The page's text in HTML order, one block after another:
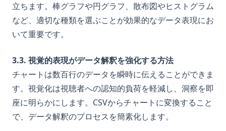
立ちます。棒グラフや円グラフ、散布図やヒストグラム
など、適切な種類を選ぶことが効果的なデータ表現にお
いて重要です。
3.3. 視覚的表現がデータ解釈を強化する方法
チャートは数百行のデータを瞬時に伝えることができま
す。視覚化は視聴者への認知的負荷を軽減し、洞察を即
座に明らかにします。CSVからチャートに変換すること
で、データ解釈のプロセスを簡素化します。